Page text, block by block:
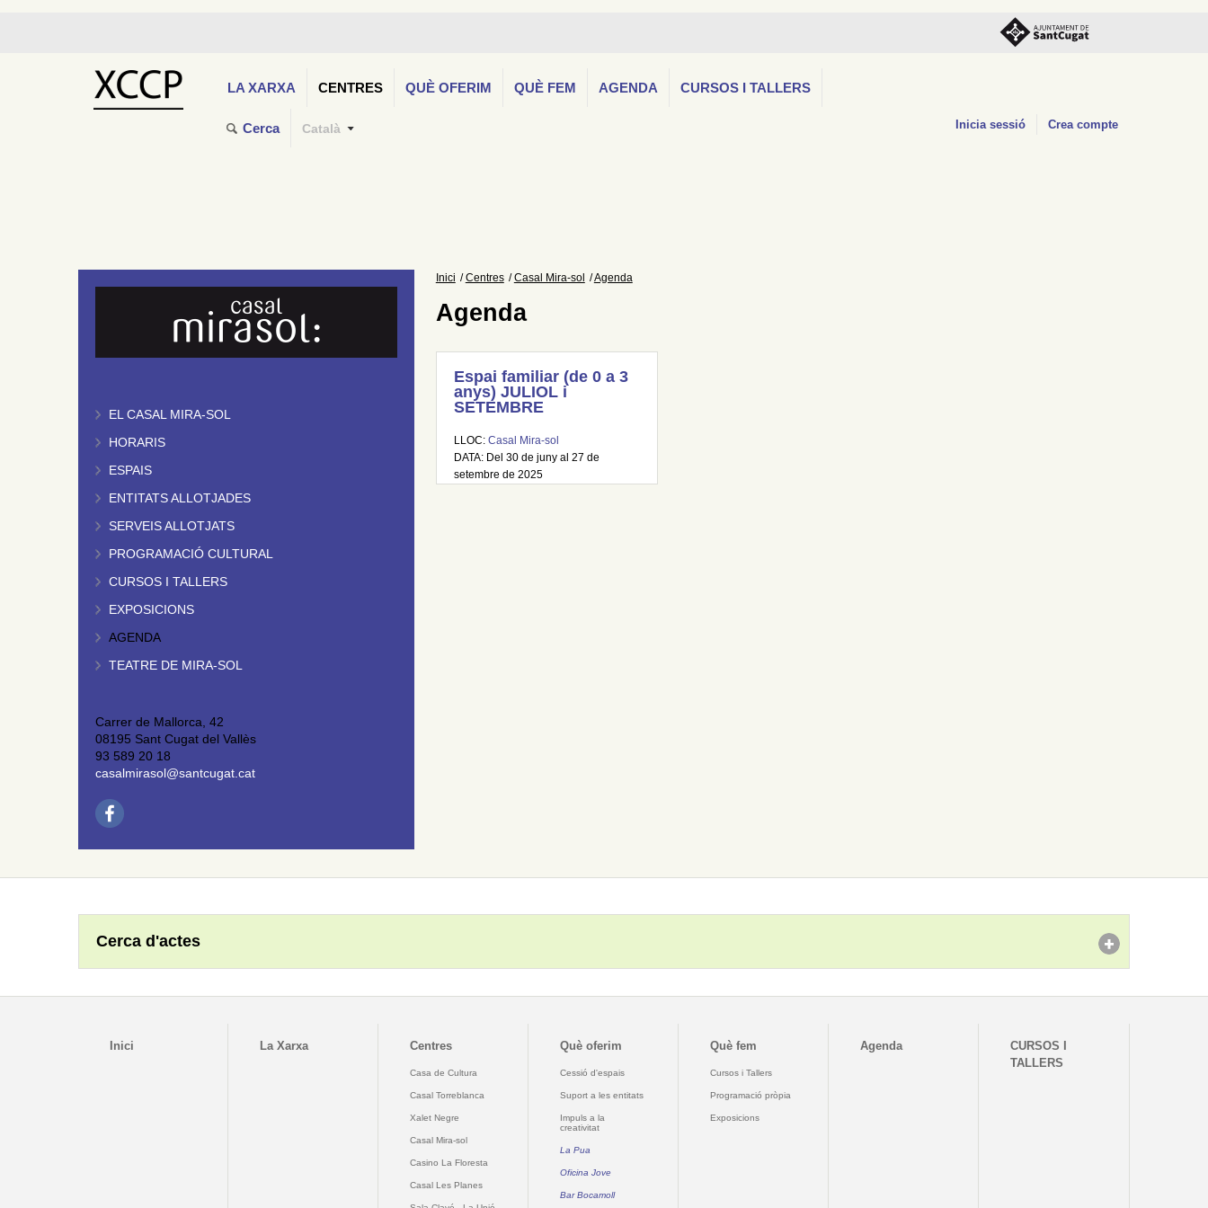
LA XARXA CENTRES QUÈ OFERIM QUÈ FEM AGENDA CURSOS I TALLERS
Cerca Català Inicia sessió Crea compte
EL CASAL MIRA-SOL
HORARIS
ESPAIS
ENTITATS ALLOTJADES
SERVEIS ALLOTJATS
PROGRAMACIÓ CULTURAL
CURSOS I TALLERS
EXPOSICIONS
AGENDA
TEATRE DE MIRA-SOL
Carrer de Mallorca, 42
08195 Sant Cugat del Vallès
93 589 20 18
casalmirasol@santcugat.cat
Inici Centres Casal Mira-sol Agenda
Agenda
Espai familiar (de 0 a 3
anys) JULIOL i
SETEMBRE
LLOC: Casal Mira-sol
DATA: Del 30 de juny al 27 de
setembre de 2025
Cerca d'actes
Inici La Xarxa Centres
Casa de Cultura
Casal Torreblanca
Xalet Negre
Casal Mira-sol
Casino La Floresta
Casal Les Planes
Què oferim
Cessió d'espais
Suport a les entitats
Impuls a la
creativitat
La Pua
Oficina Jove
Bar Bocamoll
Què fem
Cursos i Tallers
Programació pròpia
Exposicions
Agenda
CURSOS I
TALLERS